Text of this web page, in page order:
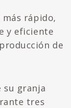
rápido,
y eficiente
de
su granja
tres